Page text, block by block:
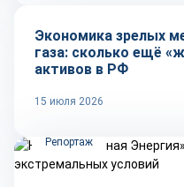
Экономика зрелых
газа: сколько ещё
активов в РФ
15 июля 2026
Репортаж